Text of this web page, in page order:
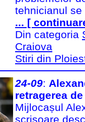
tehnicianul se
... [
Din categoria
Craiova
Stiri din
24-09:
retragerea
Mijlocașul
scrisoare